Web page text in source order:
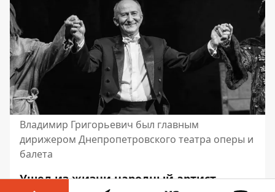
Владимир Григорьевич был главным
дирижером Днепропетровского театра оперы и
балета
Ушел из жизни народный артист